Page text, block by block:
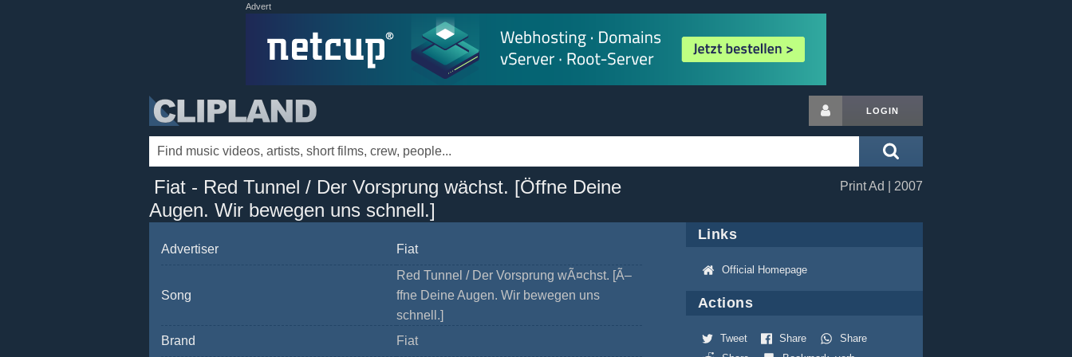
Advert
LOGIN
Fiat - Red Tunnel / Der Vorsprung wächst. [Öffne Deine
Augen. Wir bewegen uns schnell.]
Print Ad | 2007
Advertiser Fiat
Song
Red Tunnel / Der Vorsprung wÃ¤chst. [Ã–
ffne Deine Augen. Wir bewegen uns
schnell.]
Brand
Fiat
Links
Official Homepage
Actions
Tweet Share
Share